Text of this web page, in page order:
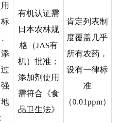
有机认证需
日本农林规
格（JAS有
机）批准；
添加剂使用
需符合《食
品卫生法》
肯定列表制
度覆盖几乎
所有农药，
设有一律标
准
（0.01ppm）